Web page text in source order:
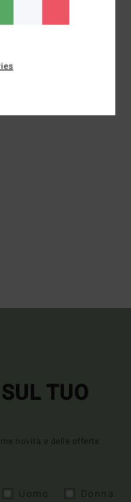
/ 22%
TUO
novità e delle offerte